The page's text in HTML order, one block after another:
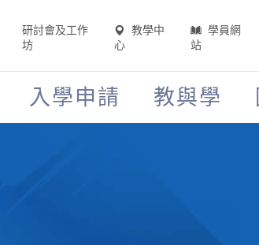
研討會及工作
坊
教學中
心
學員網
站
入學申請 教與學